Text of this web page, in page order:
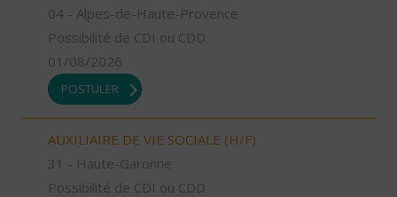
04 - Alpes-de-Haute-Provence
Possibilité de CDI ou CDD
01/08/2026
POSTULER
AUXILIAIRE DE VIE SOCIALE (H/F)
31 - Haute-Garonne
Possibilité de CDI ou CDD